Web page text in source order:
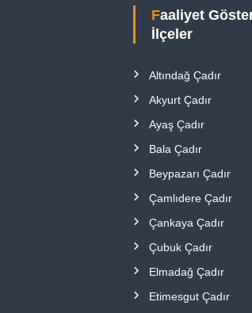
Faaliyet Gösterdiğimiz
İlçeler
Altındağ Çadır
Akyurt Çadır
Ayaş Çadır
Bala Çadır
Beypazarı Çadır
Çamlıdere Çadır
Çankaya Çadır
Çubuk Çadır
Elmadağ Çadır
Etimesgut Çadır